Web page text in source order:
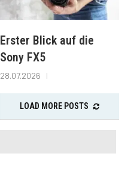
Erster Blick auf die
Sony FX5
28.07.2026
LOAD MORE POSTS